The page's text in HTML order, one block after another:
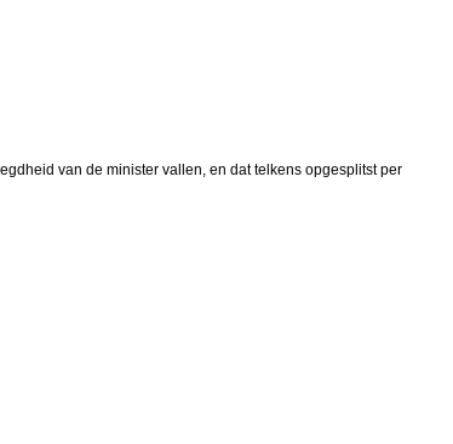
van de minister vallen, en dat telkens opgesplitst per